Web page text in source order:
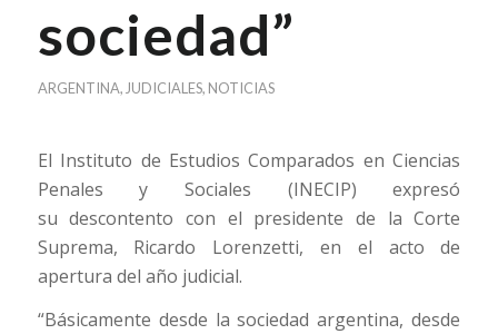
sociedad”
ARGENTINA, JUDICIALES, NOTICIAS
El Instituto de Estudios Comparados en Ciencias
Penales y Sociales (INECIP) expresó
su descontento con el presidente de la Corte
Suprema, Ricardo Lorenzetti, en el acto de
apertura del año judicial.
“Básicamente desde la sociedad argentina, desde